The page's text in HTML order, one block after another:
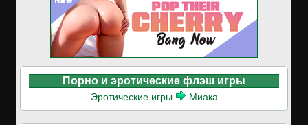
Порно и эротические флэш игры
Эротические игры Миака